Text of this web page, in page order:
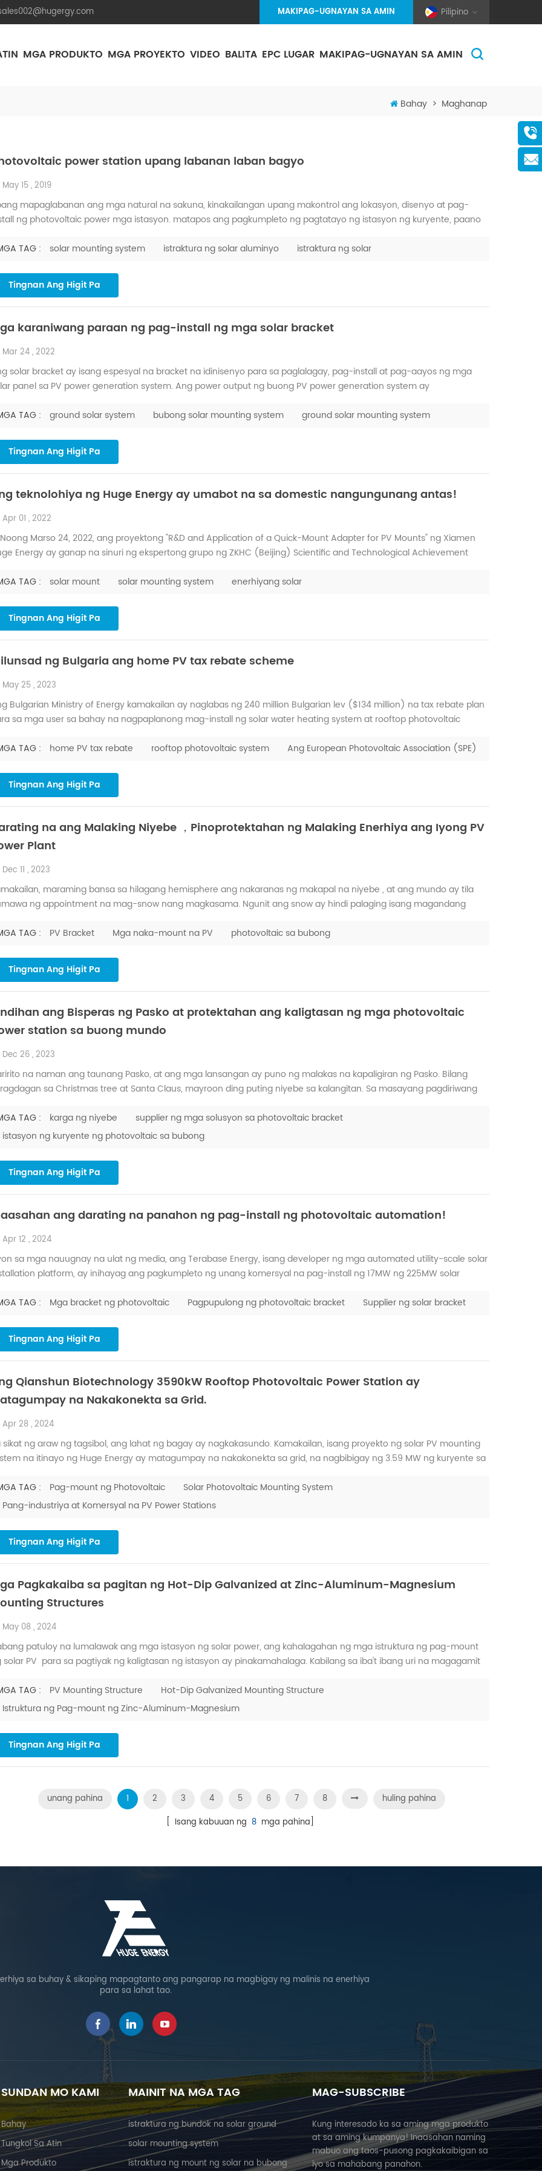
Pilipino
MAKIPAG-UGNAYAN SA AMIN
MGA PRODUKTO MGA PROYEKTO VIDEO BALITA EPC LUGAR MAKIPAG-UGNAYAN SA AMIN
Bahay > Maghanap
power station upang labanan laban bagyo
May 15 , 2019
mapaglabanan ang mga natural na sakuna, kinakailangan upang makontrol ang lokasyon, disenyo at pag-
ng photovoltaic power mga istasyon. matapos ang pagkumpleto ng pagtatayo ng istasyon ng kuryente, paano
at pagpapanatili ay hindi maaaring maliitin, ang mga hakbang sa itaas ay ma...
TAG : solar mounting system istraktura ng solar aluminyo istraktura ng solar
Tingnan Ang Higit Pa
karaniwang paraan ng pag-install ng mga solar bracket
Mar 24 , 2022
solar bracket ay isang espesyal na bracket na idinisenyo para sa paglalagay, pag-install at pag-aayos ng mga
panel sa PV power generation system. Ang power output ng buong PV power generation system ay
mga paraan ng pag-uuri, na maaaring nahahati sa uri ng hinang at ...
TAG : ground solar system bubong solar mounting system ground solar mounting system
Tingnan Ang Higit Pa
teknolohiya ng Huge Energy ay umabot na sa domestic nangungunang antas!
Apr 01 , 2022
Marso 24, 2022, ang proyektong "R&D and Application of a Quick-Mount Adapter for PV Mounts" ng Xiamen
Energy ay ganap na sinuri ng ekspertong grupo ng ZKHC (Beijing) Scientific and Technological Achievement
Ang proyekto ay may independiyenteng mga kar...
TAG : solar mount solar mounting system enerhiyang solar
Tingnan Ang Higit Pa
ng Bulgaria ang home PV tax rebate scheme
May 25 , 2023
Bulgarian Ministry of Energy kamakailan ay naglabas ng 240 million Bulgarian lev ($134 million) na tax rebate plan
sa mga user sa bahay na nagpaplanong mag-install ng solar water heating system at rooftop photovoltaic
mga sambahayan sa bansa na bawasan ang kanilang carbon foot...
TAG : home PV tax rebate rooftop photovoltaic system Ang European Photovoltaic Association (SPE)
Tingnan Ang Higit Pa
na ang Malaking Niyebe ，Pinoprotektahan ng Malaking Enerhiya ang Iyong PV
Plant
Dec 11 , 2023
maraming bansa sa hilagang hemisphere ang nakaranas ng makapal na niyebe , at ang mundo ay tila
ng appointment na mag-snow nang magkasama. Ngunit ang snow ay hindi palaging isang magandang
maalis sa oras, madali itong bumuo ng yelo, na hindi lamang seryosong makak...
TAG : PV Bracket Mga naka-mount na PV photovoltaic sa bubong
Tingnan Ang Higit Pa
ang Bisperas ng Pasko at protektahan ang kaligtasan ng mga photovoltaic
station sa buong mundo
Dec 26 , 2023
na naman ang taunang Pasko, at ang mga lansangan ay puno ng malakas na kapaligiran ng Pasko. Bilang
sa Christmas tree at Santa Claus, mayroon ding puting niyebe sa kalangitan. Sa masayang pagdiriwang
ay mapuno ang iyong puso at magdala ng pag-asa at kagalakan. Bilang...
TAG : karga ng niyebe
supplier ng mga solusyon sa photovoltaic bracket
istasyon ng kuryente ng photovoltaic sa bubong
Tingnan Ang Higit Pa
ang darating na panahon ng pag-install ng photovoltaic automation!
Apr 12 , 2024
sa mga nauugnay na ulat ng media, ang Terabase Energy, isang developer ng mga automated utility-scale solar
platform, ay inihayag ang pagkumpleto ng unang komersyal na pag-install ng 17MW ng 225MW solar
construction contractor na RES. Gumagamit ang Terafab system nito...
TAG : Mga bracket ng photovoltaic Pagpupulong ng photovoltaic bracket Supplier ng solar bracket
Tingnan Ang Higit Pa
Qianshun Biotechnology 3590kW Rooftop Photovoltaic Power Station ay
na Nakakonekta sa Grid.
Apr 28 , 2024
sikat ng araw ng tagsibol, ang lahat ng bagay ay nagkakasundo. Kamakailan, isang proyekto ng solar PV mounting
na itinayo ng Huge Energy ay matagumpay na nakakonekta sa grid, na nagbibigay ng 3.59 MW ng kuryente sa
ay dalubhasa sa enoki mushroom, na may pang-araw-araw na...
TAG : Pag-mount ng Photovoltaic
Solar Photovoltaic Mounting System
Pang-industriya at Komersyal na PV Power Stations
Tingnan Ang Higit Pa
Pagkakaiba sa pagitan ng Hot-Dip Galvanized at Zinc-Aluminum-Magnesium
Structures
May 08 , 2024
patuloy na lumalawak ang mga istasyon ng solar power, ang kahalagahan ng mga istruktura ng pag-mount
solar PV para sa pagtiyak ng kaligtasan ng istasyon ay pinakamahalaga. Kabilang sa iba't ibang uri na magagamit
sa pagitan ng mga ito ay maaaring nakalilito para sa mara...
TAG : PV Mounting Structure
Hot-Dip Galvanized Mounting Structure
Istruktura ng Pag-mount ng Zinc-Aluminum-Magnesium
Tingnan Ang Higit Pa
unang pahina 1 2 3 4 5 6 7 8
huling pahina
[ Isang kabuuan ng 8mga pahina]
sa buhay & sikaping mapagtanto ang pangarap na magbigay ng malinis na enerhiya
para sa lahat tao.
SUNDAN MO KAMI
Bahay
Tungkol Sa Atin
Mga Produkto
MAINIT NA MGA TAG
istraktura ng bundok na solar ground
solar mounting system
istraktura ng mount ng solar na bubong
MAG-SUBSCRIBE
Kung interesado ka sa aming mga produkto
at sa aming kumpanya! Inaasahan naming
mabuo ang taos-pusong pagkakaibigan sa
iyo sa mahabang panahon.